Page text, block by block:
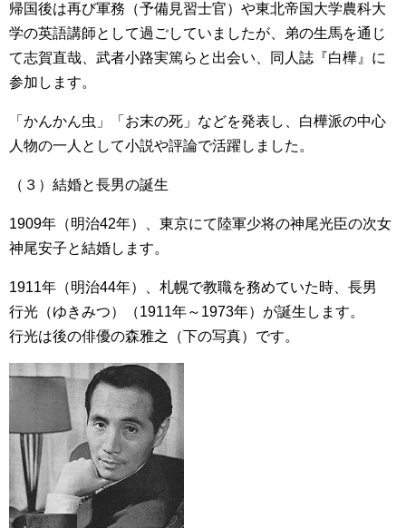
帰国後は再び軍務（予備見習士官）や東北帝国大学農科大
学の英語講師として過ごしていましたが、弟の生馬を通じ
て志賀直哉、武者小路実篤らと出会い、同人誌『白樺』に
参加します。
「かんかん虫」「お末の死」などを発表し、白樺派の中心
人物の一人として小説や評論で活躍しました。
（３）結婚と長男の誕生
1909年（明治42年）、東京にて陸軍少将の神尾光臣の次女
神尾安子と結婚します。
1911年（明治44年）、札幌で教職を務めていた時、長男
行光（ゆきみつ）（1911年～1973年）が誕生します。
行光は後の俳優の森雅之（下の写真）です。